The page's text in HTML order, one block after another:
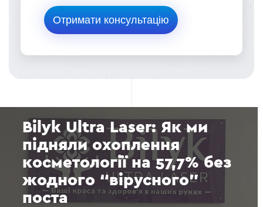
Bilyk Ultra Laser: Як ми
підняли охоплення
косметології на 57,7% без
жодного “вірусного”
поста